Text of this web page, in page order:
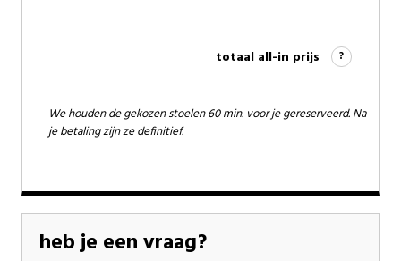
totaal all-in prijs ?
We houden de gekozen stoelen 60 min. voor je gereserveerd. Na
je betaling zijn ze definitief.
heb je een vraag?